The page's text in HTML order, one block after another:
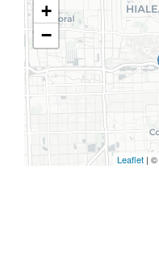
+
−
Leaflet | ©